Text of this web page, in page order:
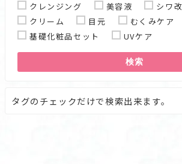
クレンジング
美容液
シワ
クリーム
目元 むくみケア
基礎化粧品セット
UVケア
検索
タグのチェックだけで検索出来ます。